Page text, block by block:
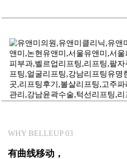
WHY BELLEUP 03
有曲线移动，